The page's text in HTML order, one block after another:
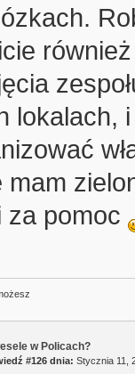
lokalach,
mam
za pomoc
w Policach?
#126 dnia: Stycznia 11,